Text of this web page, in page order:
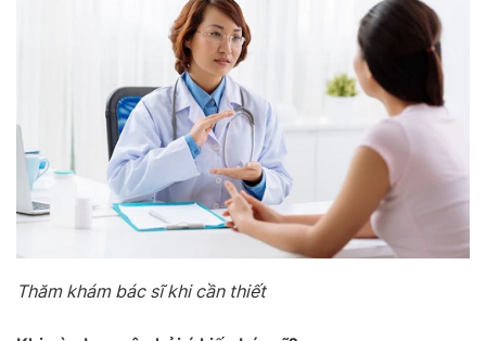
Thăm khám bác sĩ khi cần thiết